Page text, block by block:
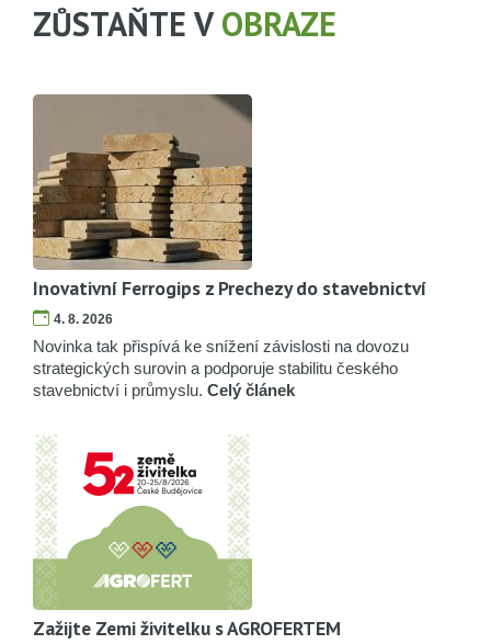
ZŮSTAŇTE VOBRAZE
Inovativní Ferrogips z Prechezy do stavebnictví
4. 8. 2026
Novinka tak přispívá ke snížení závislosti na dovozu
strategických surovin a podporuje stabilitu českého
stavebnictví i průmyslu. Celý článek
Zažijte Zemi živitelku s AGROFERTEM